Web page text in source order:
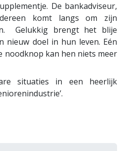
De bankadviseur,
komt langs om zijn
Gelukkig brengt het blije
nieuw doel in hun leven. Eén
noodknop kan hen niets meer
situaties in een heerlijk